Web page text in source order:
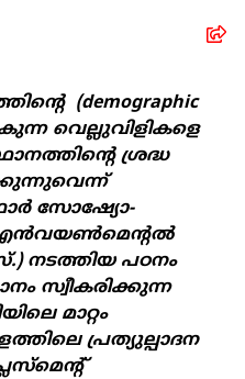
(demographic
വെല്ലുവിളികളെ
ശ്രദ്ധ
സോഷ്യോ-
നടത്തിയ പഠനം
സ്വീകരിക്കുന്ന
മാറ്റം
പ്രത്യുല്പാദന